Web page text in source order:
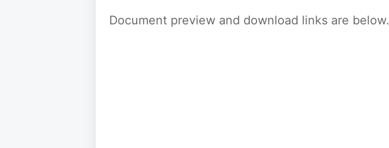
Document preview and download links are below.